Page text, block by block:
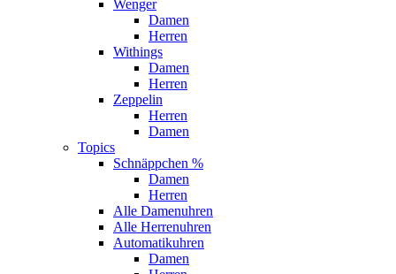
Wenger
Damen
Herren
Withings
Damen
Herren
Zeppelin
Herren
Damen
Topics
Schnäppchen %
Damen
Herren
Alle Damenuhren
Alle Herrenuhren
Automatikuhren
Damen